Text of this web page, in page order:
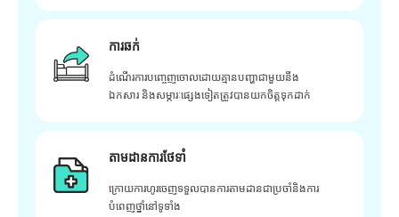
ការឆក់
ដំណើរការបញ្ចេញចោលដោយគ្មានបញ្ហាជាមួយនឹង
ឯកសារ និងសម្ភារៈផ្សេងទៀតត្រូវបានយកចិត្តទុកដាក់
តាមដានការថែទាំ
ក្រោយ​ការ​ហូរ​ចេញ​ទទួល​បាន​ការ​តាមដាន​ជា​ប្រចាំ​និង​ការ​
បំពេញ​ថ្នាំ​នៅ​ទូទាំង​